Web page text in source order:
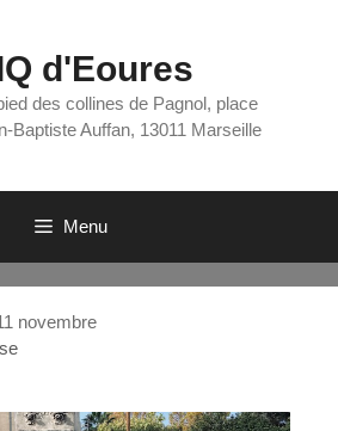
d'Eoures
des collines de Pagnol, place
Baptiste Auffan, 13011 Marseille
Menu
novembre